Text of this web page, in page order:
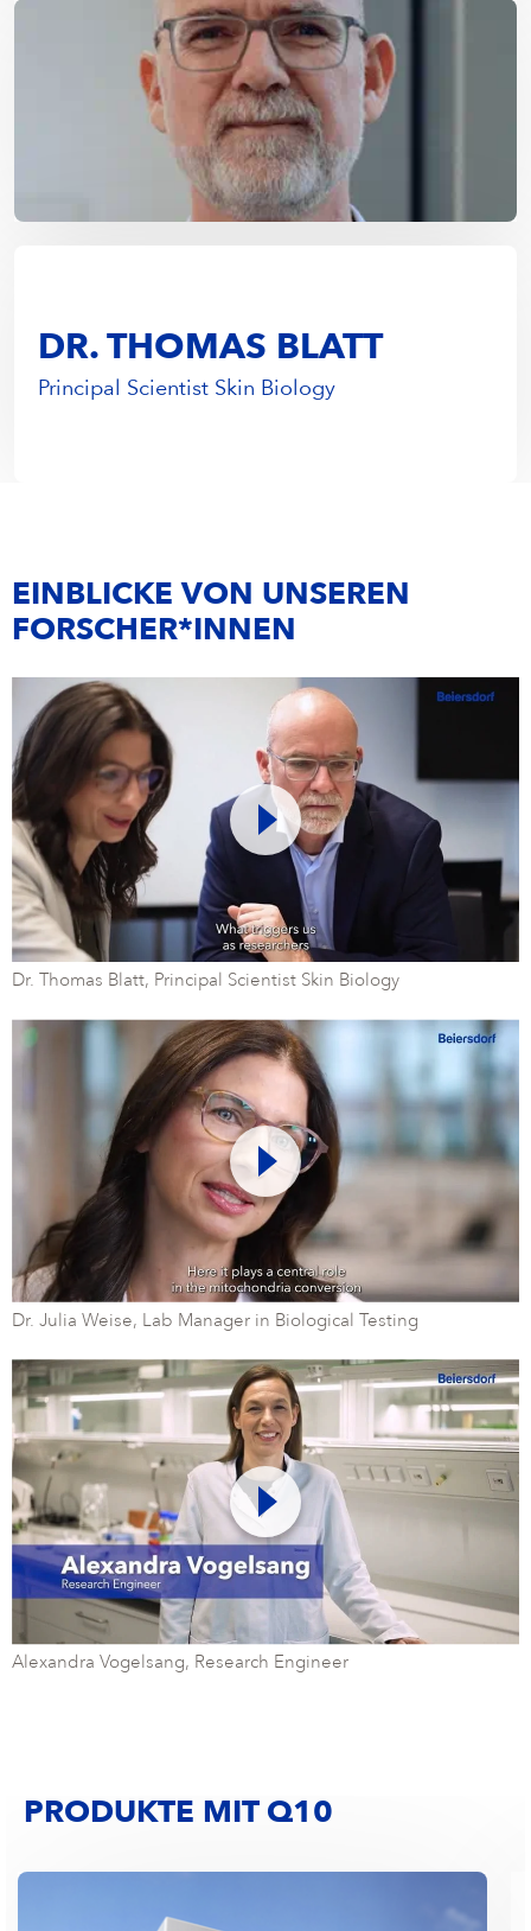
DR. THOMAS BLATT
Principal Scientist Skin Biology
EINBLICKE VON UNSEREN
FORSCHER*INNEN
Dr. Thomas Blatt, Principal Scientist Skin Biology
Dr. Julia Weise, Lab Manager in Biological Testing
Alexandra Vogelsang, Research Engineer
PRODUKTE MIT Q10